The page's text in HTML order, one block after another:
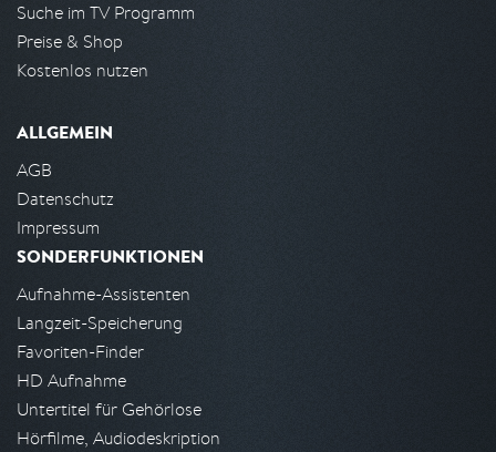
Suche im TV Programm
Preise & Shop
Kostenlos nutzen
ALLGEMEIN
AGB
Datenschutz
Impressum
SONDERFUNKTIONEN
Aufnahme-Assistenten
Langzeit-Speicherung
Favoriten-Finder
HD Aufnahme
Untertitel für Gehörlose
Hörfilme, Audiodeskription